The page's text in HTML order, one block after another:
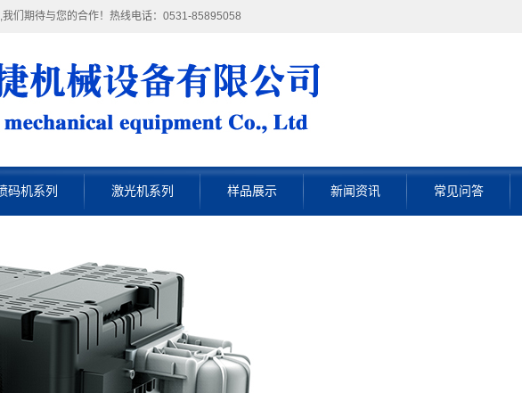
们期待与您的合作！热线电话：0531-85895058
码机系列 激光机系列 样品展示 新闻资讯 常见问答